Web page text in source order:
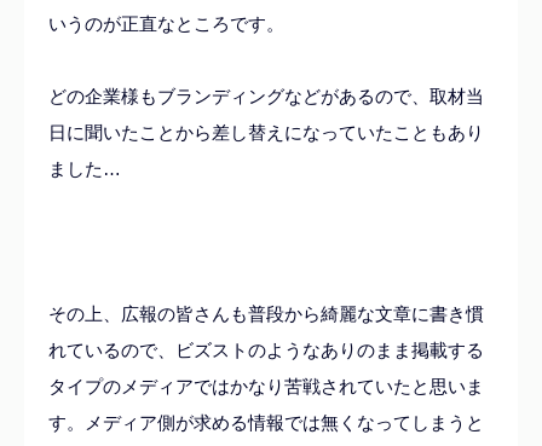
いうのが正直なところです。
どの企業様もブランディングなどがあるので、取材当
日に聞いたことから差し替えになっていたこともあり
ました…
その上、広報の皆さんも普段から綺麗な文章に書き慣
れているので、ビズストのようなありのまま掲載する
タイプのメディアではかなり苦戦されていたと思いま
す。メディア側が求める情報では無くなってしまうと